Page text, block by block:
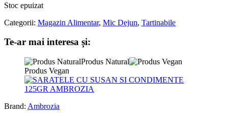
Stoc epuizat
Categorii: Magazin Alimentar, Mic Dejun, Tartinabile
Te-ar mai interesa și:
Produs Natural
Produs Vegan
Brand: Ambrozia